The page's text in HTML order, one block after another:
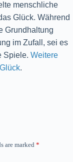
menschliche
Glück. Während
Grundhaltung
im Zufall, sei es
Spiele. Weitere
.
are marked *